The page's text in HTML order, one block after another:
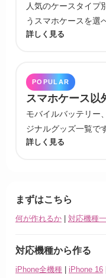
人気のケースタイプ
うスマホケースを選
詳しく見る
POPULAR
スマホケース以
モバイルバッテリー
ジナルグッズ一覧で
詳しく見る
まずはこちら
何が作れるか | 対応機種
対応機種から作る
iPhone全機種 | iPhone 16